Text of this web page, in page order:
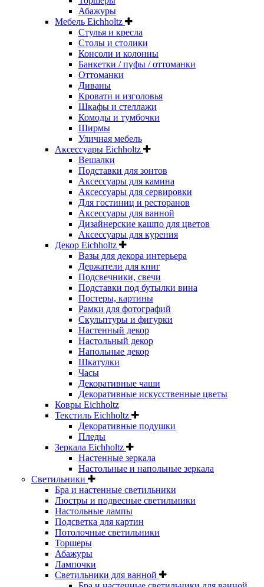
Абажуры
Мебель Eichholtz
Стулья и кресла
Столы и столики
Консоли и колонны
Банкетки / пуфы / оттоманки
Оттоманки
Диваны
Кровати и изголовья
Шкафы и стеллажи
Комоды и тумбочки
Ширмы
Уличная мебель
Аксессуары Eichholtz
Вешалки
Подставки для зонтов
Аксессуары для камина
Аксессуары для сервировки
Для гостиниц и ресторанов
Аксессуары для ванной
Дизайнерские кашпо для цветов
Аксессуары для курения
Декор Eichholtz
Вазы для декора интерьера
Держатели для книг
Подсвечники, свечи
Подставки под бутылки вина
Постеры, картины
Рамки для фотографий
Скульптуры и фигурки
Настенный декор
Настольный декор
Напольные декор
Шкатулки
Часы
Декоративные чаши
Декоративные искусственные цветы
Ковры Eichholtz
Текстиль Eichholtz
Декоративные подушки
Пледы
Зеркала Eichholtz
Настенные зеркала
Настольные и напольные зеркала
Светильники
Бра и настенные светильники
Люстры и подвесные светильники
Настольные лампы
Подсветка для картин
Потолочные светильники
Торшеры
Абажуры
Лампочки
Светильники для ванной